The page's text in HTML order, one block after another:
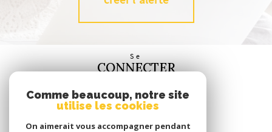
Se
CONNECTER
espace propriétaire
SUIVRE
Comme beaucoup, notre site
utilise les cookies
On aimerait vous accompagner pendant